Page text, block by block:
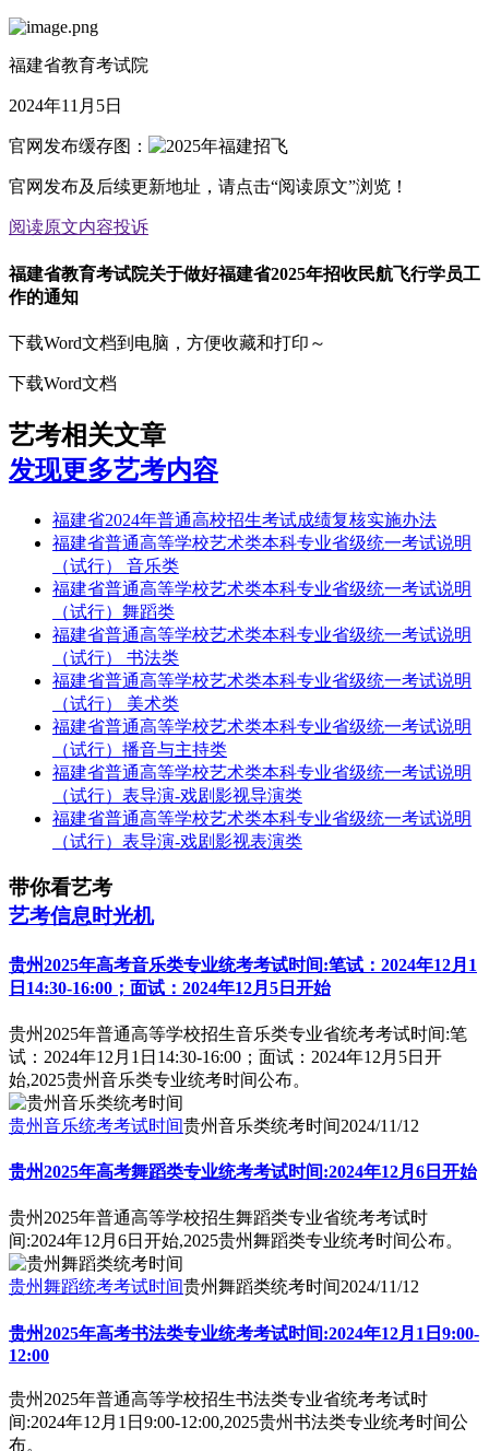
福建省教育考试院
2024年11月5日
官网发布缓存图：
官网发布及后续更新地址，请点击“阅读原文”浏览！
阅读原文内容投诉
福建省教育考试院关于做好福建省2025年招收民航飞行学员工
作的通知
下载Word文档到电脑，方便收藏和打印～
下载Word文档
艺考相关文章
发现更多艺考内容
福建省2024年普通高校招生考试成绩复核实施办法
福建省普通高等学校艺术类本科专业省级统一考试说明
（试行） 音乐类
福建省普通高等学校艺术类本科专业省级统一考试说明
（试行）舞蹈类
福建省普通高等学校艺术类本科专业省级统一考试说明
（试行） 书法类
福建省普通高等学校艺术类本科专业省级统一考试说明
（试行） 美术类
福建省普通高等学校艺术类本科专业省级统一考试说明
（试行）播音与主持类
福建省普通高等学校艺术类本科专业省级统一考试说明
（试行）表导演-戏剧影视导演类
福建省普通高等学校艺术类本科专业省级统一考试说明
（试行）表导演-戏剧影视表演类
带你看艺考
艺考信息时光机
贵州2025年高考音乐类专业统考考试时间:笔试：2024年12月1
日14:30-16:00；面试：2024年12月5日开始
贵州2025年普通高等学校招生音乐类专业省统考考试时间:笔
试：2024年12月1日14:30-16:00；面试：2024年12月5日开
始,2025贵州音乐类专业统考时间公布。
贵州音乐统考考试时间贵州音乐类统考时间2024/11/12
贵州2025年高考舞蹈类专业统考考试时间:2024年12月6日开始
贵州2025年普通高等学校招生舞蹈类专业省统考考试时
间:2024年12月6日开始,2025贵州舞蹈类专业统考时间公布。
贵州舞蹈统考考试时间贵州舞蹈类统考时间2024/11/12
贵州2025年高考书法类专业统考考试时间:2024年12月1日9:00-
12:00
贵州2025年普通高等学校招生书法类专业省统考考试时
间:2024年12月1日9:00-12:00,2025贵州书法类专业统考时间公
布。